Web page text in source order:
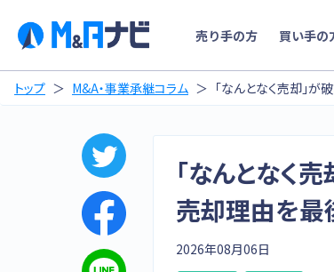
売り手の方 買い手の
トップ M&A・事業承継コラム 「なんとなく売却」
「なんとなく
売却理由を最
2026年08月06日